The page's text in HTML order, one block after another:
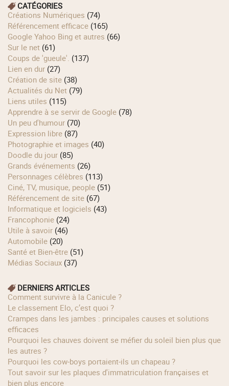
CATÉGORIES
Créations Numériques (74)
Référencement efficace (165)
Google Yahoo Bing et autres (66)
Sur le net (61)
Coups de 'gueule'. (137)
Lien en dur (27)
Création de site (38)
Actualités du Net (79)
Liens utiles (115)
Apprendre à se servir de Google (78)
Un peu d'humour (70)
Expression libre (87)
Photographie et images (40)
Doodle du jour (85)
Grands événements (26)
Personnages célèbres (113)
Ciné, TV, musique, people (51)
Référencement de site (67)
Informatique et logiciels (43)
Francophonie (24)
Utile à savoir (46)
Automobile (20)
Santé et Bien-être (51)
Médias Sociaux (37)
DERNIERS ARTICLES
Comment survivre à la Canicule ?
Le classement Elo, c’est quoi ?
Crampes dans les jambes : principales causes et solutions
efficaces
Pourquoi les chauves doivent se méfier du soleil bien plus que
les autres ?
Pourquoi les cow‑boys portaient‑ils un chapeau ?
Tout savoir sur les plaques d'immatriculation françaises et
bien plus encore